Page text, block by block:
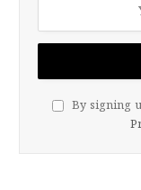
By signing